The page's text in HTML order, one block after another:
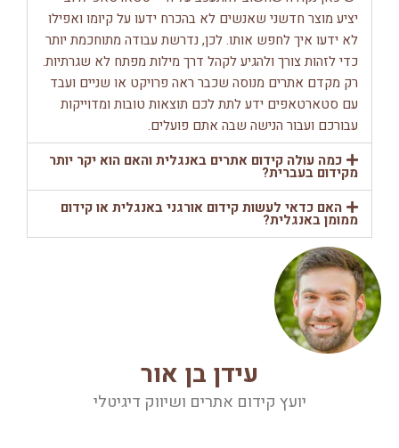
יציע מוצר חדשני שאנשים לא בהכרח ידעו על קיומו ואפילו
לא ידעו איך לחפש אותו. לכן, נדרשת עבודה מתוחכמת יותר
כדי לזהות צורך ולהגיע לקהל דרך מילות מפתח לא שגרתיות.
רק מקדם אתרים מנוסה שכבר ראה פרויקט או שניים ועבד
עם סטארטאפים ידע לתת לכם תוצאות טובות ומדוייקות
עבורכם ועבור הנישה שבה אתם פועלים.
כמה עולה קידום אתרים באנגלית והאם הוא יקר יותר
מקידום בעברית?
האם כדאי לעשות קידום אורגני באנגלית או קידום
ממומן באנגלית?
עידן בן אור
יועץ קידום אתרים ושיווק דיגיטלי